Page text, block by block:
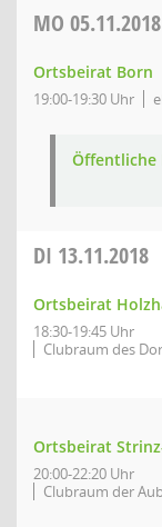
MO 05.11.2018
Ortsbeirat Born
19:00-19:30 Uhr
Öffentliche
DI 13.11.2018
Ortsbeirat
18:30-19:45 Uhr
Clubraum des
Ortsbeirat
20:00-22:20 Uhr
Clubraum der